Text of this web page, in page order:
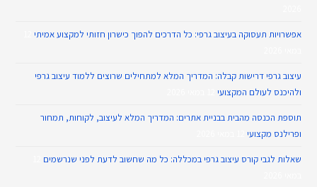
אפשרויות תעסוקה בעיצוב גרפי: כל הדרכים להפוך כישרון חזותי למקצוע אמיתי
עיצוב גרפי דרישות קבלה: המדריך המלא למתחילים שרוצים ללמוד עיצוב גרפי
ולהיכנס לעולם המקצועי
תוספת הכנסה מהבית בבניית אתרים: המדריך המלא לעיצוב, לקוחות, תמחור
ופרילנס מקצועי
שאלות לגבי קורס עיצוב גרפי במכללה: כל מה שחשוב לדעת לפני שנרשמים